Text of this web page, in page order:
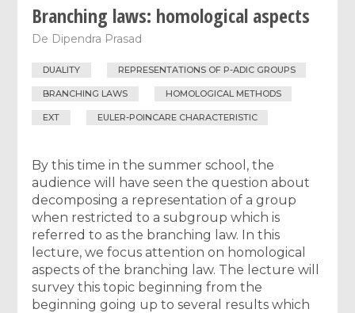
Branching laws: homological aspects
De Dipendra Prasad
DUALITY REPRESENTATIONS OF P-ADIC GROUPS
BRANCHING LAWS HOMOLOGICAL METHODS
EXT EULER-POINCARE CHARACTERISTIC
By this time in the summer school, the
audience will have seen the question about
decomposing a representation of a group
when restricted to a subgroup which is
referred to as the branching law. In this
lecture, we focus attention on homological
aspects of the branching law. The lecture will
survey this topic beginning from the
beginning going up to several results which